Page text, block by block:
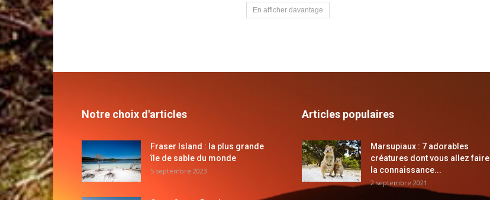
En afficher davantage
Notre choix d'articles
Fraser Island : la plus grande
île de sable du monde
5 septembre 2023
Articles populaires
Marsupiaux : 7 adorables
créatures dont vous allez faire
la connaissance...
2 septembre 2021